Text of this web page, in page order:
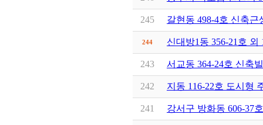
245 갈현동 498-4호 신축
244 신대방1동 356-21호
243 서교동 364-24호 신축
242 지동 116-22호 도시형
241 강서구 방화동 606-37